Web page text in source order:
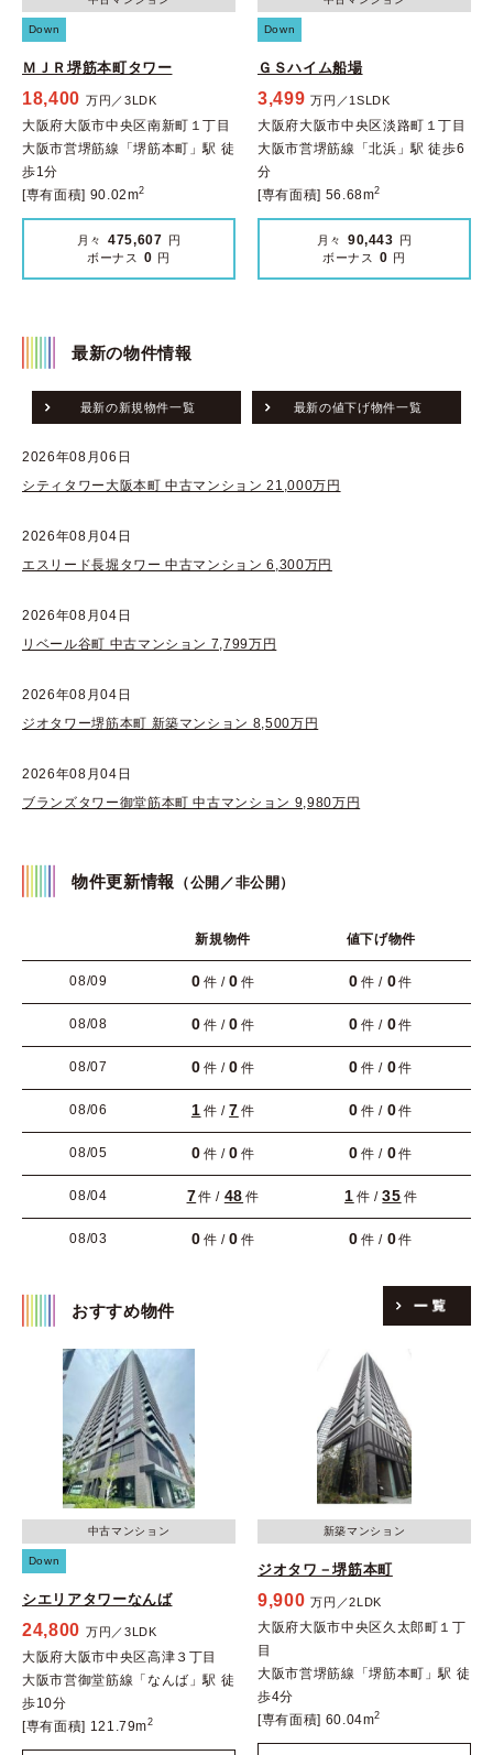
Down
ＭＪＲ堺筋本町タワー
18,400 万円／3LDK
大阪府大阪市中央区南新町１丁目
大阪市営堺筋線「堺筋本町」駅 徒
歩1分
[専有面積] 90.02m2
月々 475,607 円
ボーナス
0 円
Down
ＧＳハイム船場
3,499 万円／1SLDK
大阪府大阪市中央区淡路町１丁目
大阪市営堺筋線「北浜」駅 徒歩6
分
[専有面積] 56.68m2
月々 90,443 円
ボーナス
0 円
最新の物件情報
最新の新規物件一覧 最新の値下げ物件一覧
2026年08月06日
シティタワー大阪本町 中古マンション 21,000万円
2026年08月04日
エスリード長堀タワー 中古マンション 6,300万円
2026年08月04日
リベール谷町 中古マンション 7,799万円
2026年08月04日
ジオタワー堺筋本町 新築マンション 8,500万円
2026年08月04日
ブランズタワー御堂筋本町 中古マンション 9,980万円
物件更新情報 （公開／非公開）
新規物件 値下げ物件
08/09 0 件 /0 件 0 件 / 0件
08/08 0 件 /0 件 0 件 / 0件
08/07 0 件 /0 件 0 件 / 0件
08/06 1 件 /7 件 0 件 / 0件
08/05 0 件 /0 件 0 件 / 0件
08/04 7件 / 48 件 1 件 /35 件
08/03 0 件 /0 件 0 件 / 0件
おすすめ物件
中古マンション
Down
シエリアタワーなんば
24,800 万円／3LDK
大阪府大阪市中央区高津３丁目
大阪市営御堂筋線「なんば」駅 徒
歩10分
[専有面積] 121.79m2
新築マンション
ジオタワ－堺筋本町
9,900 万円／2LDK
大阪府大阪市中央区久太郎町１丁
目
大阪市営堺筋線「堺筋本町」駅 徒
歩4分
[専有面積] 60.04m2